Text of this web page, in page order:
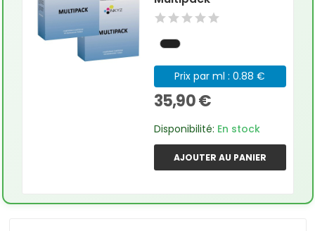
Prix par ml : 0.88 €
35,90 €
Disponibilité: En stock
AJOUTER AU PANIER